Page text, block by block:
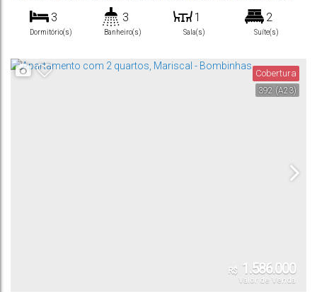
3
Dormitório(s)
3
Banheiro(s)
1
Sala(s)
2
Suíte(s)
Total: Vaga(s) Distância do Mar
392 (A23)
Cobertura
R$ 1.586.000
Valor de Venda